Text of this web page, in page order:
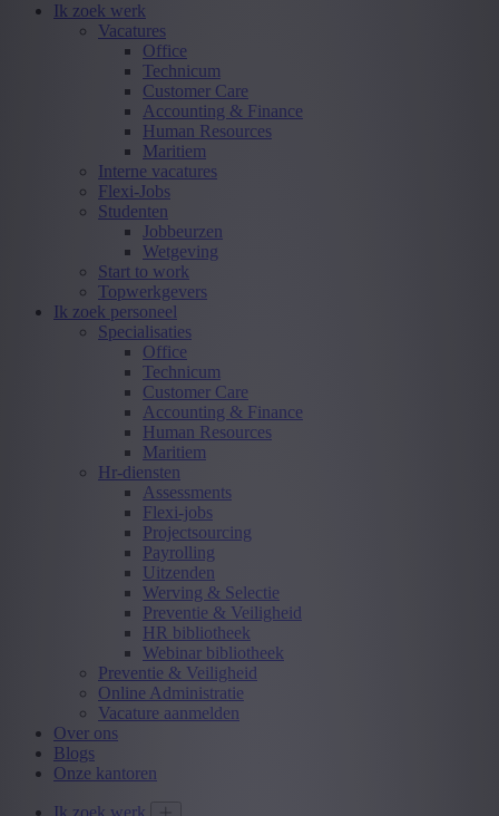
Ik zoek werk
Vacatures
Office
Technicum
Customer Care
Accounting & Finance
Human Resources
Maritiem
Interne vacatures
Flexi-Jobs
Studenten
Jobbeurzen
Wetgeving
Start to work
Topwerkgevers
Ik zoek personeel
Specialisaties
Office
Technicum
Customer Care
Accounting & Finance
Human Resources
Maritiem
Hr-diensten
Assessments
Flexi-jobs
Projectsourcing
Payrolling
Uitzenden
Werving & Selectie
Preventie & Veiligheid
HR bibliotheek
Webinar bibliotheek
Preventie & Veiligheid
Online Administratie
Vacature aanmelden
Over ons
Blogs
Onze kantoren
Ik zoek werk